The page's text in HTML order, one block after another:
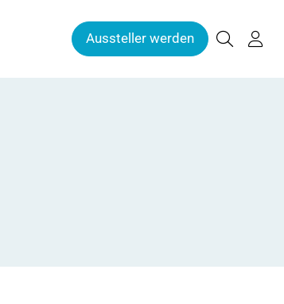
Aussteller werden